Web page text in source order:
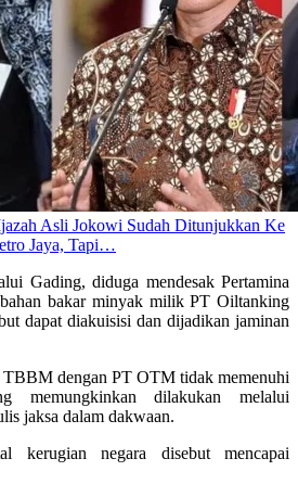
Asli Jokowi Sudah Ditunjukkan Ke
Jaya, Tapi…
Gading, diduga mendesak Pertamina
bakar minyak milik PT Oiltanking
dapat diakuisisi dan dijadikan jaminan
TBBM dengan PT OTM tidak memenuhi
memungkinkan dilakukan melalui
jaksa dalam dakwaan.
kerugian negara disebut mencapai